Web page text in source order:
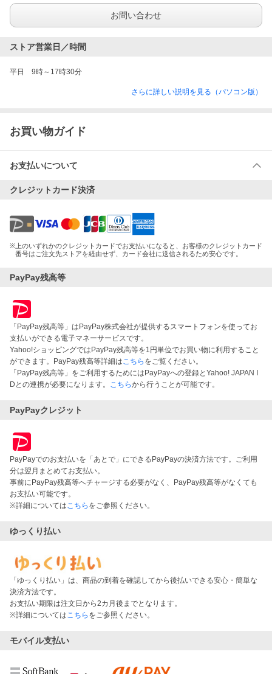
お問い合わせ
ストア営業日／時間
平日　9時～17時30分
さらに詳しい説明を見る（パソコン版）
お買い物ガイド
お支払いについて
クレジットカード決済
※ 上のいずれかのクレジットカードでお支払いになると、お客様のクレジットカード
番号はご注文先ストアを経由せず、カード会社に送信されるため安心です。
PayPay残高等
「PayPay残高等」はPayPay株式会社が提供するスマートフォンを使ってお
支払いができる電子マネーサービスです。
Yahoo!ショッピングではPayPay残高等を1円単位でお買い物に利用すること
ができます。PayPay残高等詳細はこちら をご覧ください。
「PayPay残高等」をご利用するためにはPayPayへの登録とYahoo! JAPAN I
Dとの連携が必要になります。 こちらから行うことが可能です。
PayPayクレジット
PayPayでのお支払いを「あとで」にできるPayPayの決済方法です。ご利用
分は翌月まとめてお支払い。
事前にPayPay残高等へチャージする必要がなく、PayPay残高等がなくても
お支払い可能です。
※詳細についてはこちら をご参照ください。
ゆっくり払い
「ゆっくり払い」は、商品の到着を確認してから後払いできる安心・簡単な
決済方法です。
お支払い期限は注文日から2カ月後までとなります。
※詳細についてはこちら をご参照ください。
モバイル支払い